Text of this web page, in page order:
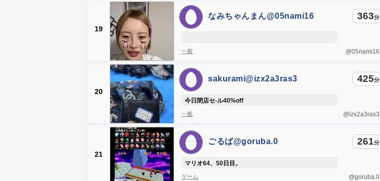
19
なみちゃんまん@05nami16 363分
一般 @05nami16
20
今日閉店セ-ル40%off
sakurami@izx2a3ras3 425分
一般 @izx2a3ras3
21
マリオ64、50日目。
ごるば@goruba.0 261分
ゲーム @goruba.0